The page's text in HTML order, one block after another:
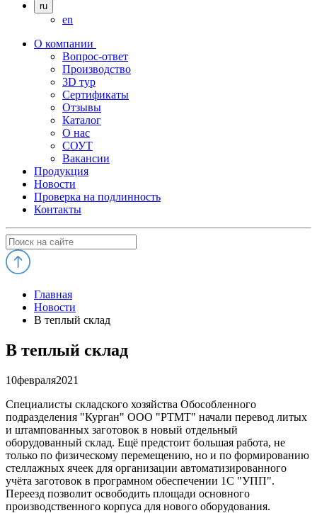
ru
en
О компании
Вопрос-ответ
Производство
3D тур
Сертификаты
Отзывы
Каталог
О нас
СОУТ
Вакансии
Продукция
Новости
Проверка на подлинность
Контакты
Главная
Новости
В теплый склад
В теплый склад
10февраля2021
Специалисты складского хозяйства Обособленного
подразделения "Курган" ООО "РТМТ" начали перевод литых
и штампованных заготовок в новый отдельный
оборудованный склад. Ещё предстоит большая работа, не
только по физическому перемещению, но и по формированию
стеллажных ячеек для организации автоматизированного
учёта заготовок в програмном обеспечении 1С "УПП".
Переезд позволит освободить площади основного
производственного корпуса для нового оборудования.